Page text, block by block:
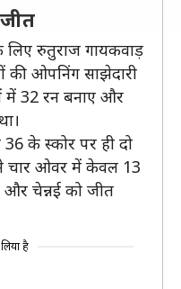
रुतुराज गायकवाड़
की ओपनिंग साझेदारी
में 32 रन बनाए और
36 के स्कोर पर ही दो
चार ओवर में केवल 13
और चेन्नई को जीत
है